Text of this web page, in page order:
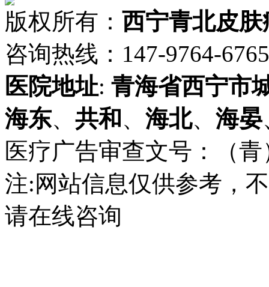
版权所有： 西宁青北皮肤
咨询热线：147-9764-
医院地址: 青海省西宁市
海东、 共和 、 海北、 海晏
医疗广告审查文号：（
注:网站信息仅供参考，
请在线咨询